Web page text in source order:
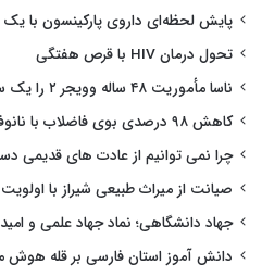
پایش لحظه‌ای داروی پارکینسون با
تحول درمان HIV با قرص هفتگی
ناسا مأموریت ۴۸ ساله وویجر ۲ را یک سال دیگر تمدید کرد
کاهش ۹۸ درصدی بوی فاضلاب با نانوفیلتر ایرانی
چرا نمی توانیم از عادت های قدیمی
صیانت از میراث طبیعی شیراز با
جهاد دانشگاهی؛ نماد جهاد علمی و
دانش آموز استان فارسی بر قله هوش